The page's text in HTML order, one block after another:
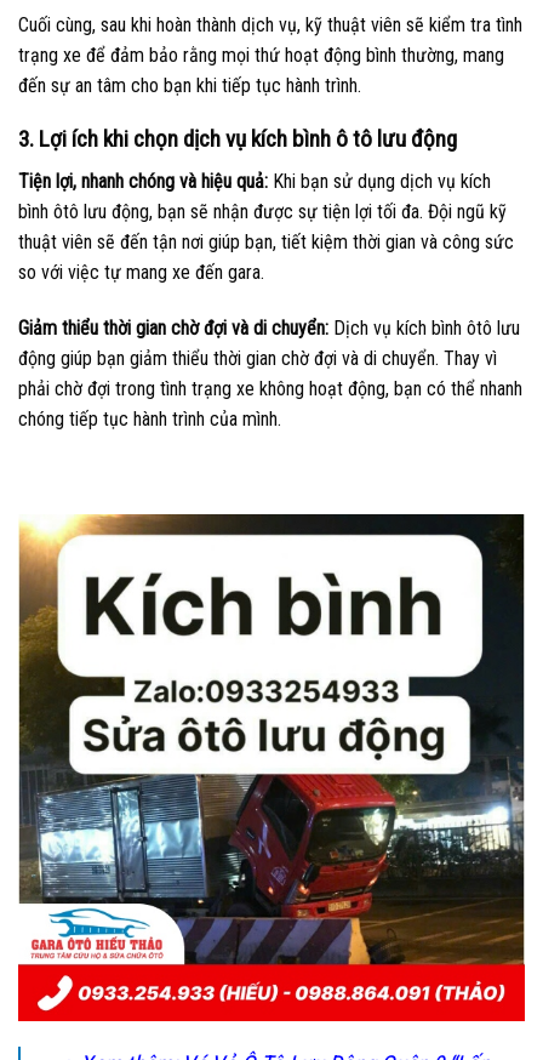
Cuối cùng, sau khi hoàn thành dịch vụ, kỹ thuật viên sẽ kiểm tra tình
trạng xe để đảm bảo rằng mọi thứ hoạt động bình thường, mang
đến sự an tâm cho bạn khi tiếp tục hành trình.
3. Lợi ích khi chọn dịch vụ kích bình ô tô lưu động
Tiện lợi, nhanh chóng và hiệu quả: Khi bạn sử dụng dịch vụ kích
bình ôtô lưu động, bạn sẽ nhận được sự tiện lợi tối đa. Đội ngũ kỹ
thuật viên sẽ đến tận nơi giúp bạn, tiết kiệm thời gian và công sức
so với việc tự mang xe đến gara.
Giảm thiểu thời gian chờ đợi và di chuyển: Dịch vụ kích bình ôtô lưu
động giúp bạn giảm thiểu thời gian chờ đợi và di chuyển. Thay vì
phải chờ đợi trong tình trạng xe không hoạt động, bạn có thể nhanh
chóng tiếp tục hành trình của mình.